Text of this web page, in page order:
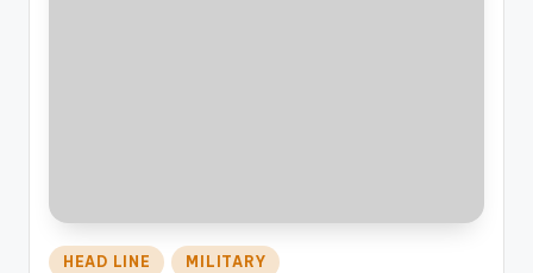
Posted
HEAD LINE MILITARY